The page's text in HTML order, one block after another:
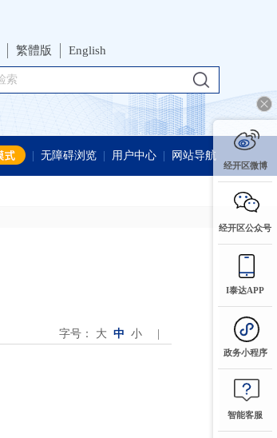
繁體版 English
无障碍浏览 用户中心 网站导航
字号： 大 中 小
经开区微博
经开区公众号
I泰达APP
政务小程序
智能客服